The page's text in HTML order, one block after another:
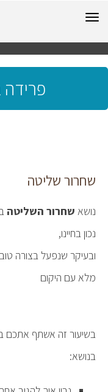
תפריט
פרידה
שחרור שליטה
נושא שחרור השליטה
נכון בחיינו,
ובעיקר שנפעל בצורה
מלא עם היקום
בנושא: